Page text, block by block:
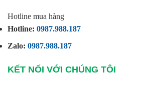
Hotline mua hàng
Hotline: 0987.988.187
Zalo: 0987.988.187
KẾT NỐI VỚI CHÚNG TÔI